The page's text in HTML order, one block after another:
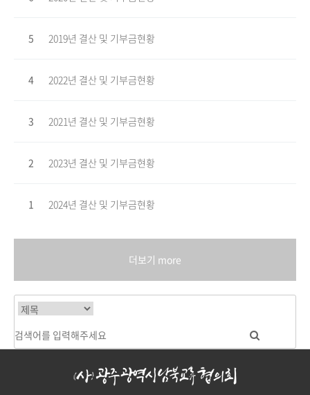
5 2019년 결산 및 기부금현황
4 2022년 결산 및 기부금현황
3 2021년 결산 및 기부금현황
2 2023년 결산 및 기부금현황
1 2024년 결산 및 기부금현황
더보기 more